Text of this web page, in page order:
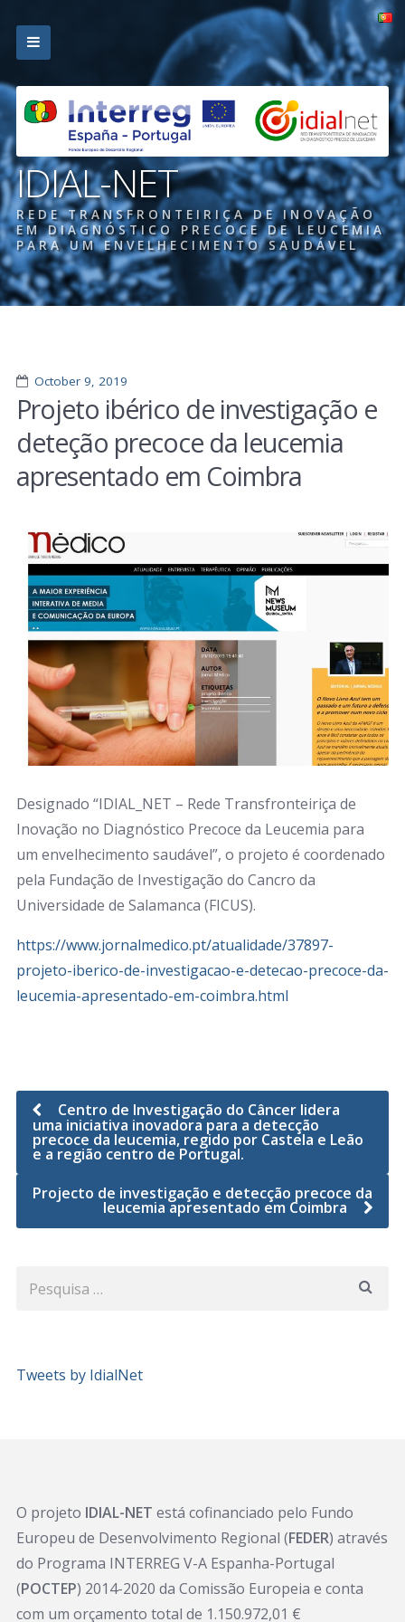
IDIAL-NET
REDE TRANSFRONTEIRIÇA DE INOVAÇÃO
EM DIAGNÓSTICO PRECOCE DE LEUCEMIA
PARA UM ENVELHECIMENTO SAUDÁVEL
October 9, 2019
Projeto ibérico de investigação e
deteção precoce da leucemia
apresentado em Coimbra
Designado “IDIAL_NET – Rede Transfronteiriça de
Inovação no Diagnóstico Precoce da Leucemia para
um envelhecimento saudável”, o projeto é coordenado
pela Fundação de Investigação do Cancro da
Universidade de Salamanca (FICUS).
https://www.jornalmedico.pt/atualidade/37897-
projeto-iberico-de-investigacao-e-detecao-precoce-da-
leucemia-apresentado-em-coimbra.html
Centro de Investigação do Câncer lidera
uma iniciativa inovadora para a detecção
precoce da leucemia, regido por Castela e Leão
e a região centro de Portugal.
Projecto de investigação e detecção precoce da
leucemia apresentado em Coimbra
Tweets by IdialNet
O projeto IDIAL-NET está cofinanciado pelo Fundo
Europeu de Desenvolvimento Regional (FEDER) através
do Programa INTERREG V-A Espanha-Portugal
(POCTEP) 2014-2020 da Comissão Europeia e conta
com um orçamento total de 1.150.972,01 €